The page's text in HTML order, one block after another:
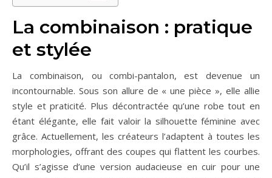
La combinaison : pratique
et stylée
La combinaison, ou combi-pantalon, est devenue un
incontournable. Sous son allure de « une pièce », elle allie
style et praticité. Plus décontractée qu’une robe tout en
étant élégante, elle fait valoir la silhouette féminine avec
grâce. Actuellement, les créateurs l’adaptent à toutes les
morphologies, offrant des coupes qui flattent les courbes.
Qu’il s’agisse d’une version audacieuse en cuir pour une